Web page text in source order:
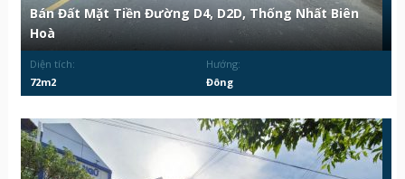
Bán Đất Mặt Tiền Đường D4, D2D, Thống Nhất Biên
Hoà
Diện tích:
72m2
Hướng:
Đông